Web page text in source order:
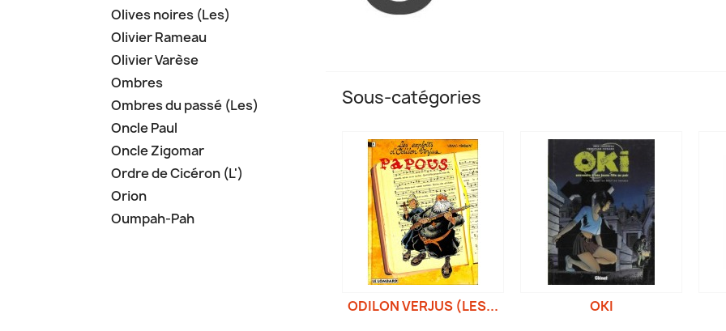
Olives noires (Les)
Olivier Rameau
Olivier Varèse
Ombres
Ombres du passé (Les)
Oncle Paul
Oncle Zigomar
Ordre de Cicéron (L')
Orion
Oumpah-Pah
Sous-catégories
ODILON VERJUS (LES... OKI